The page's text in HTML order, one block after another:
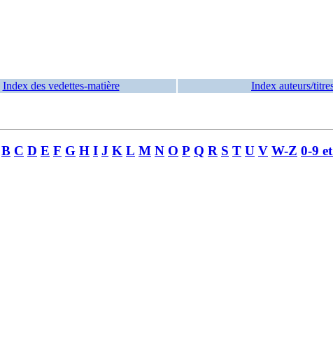
Index des vedettes-matière Index auteurs/
B C D E F G H I J K L M N O P Q R S T U V W-Z 0-9